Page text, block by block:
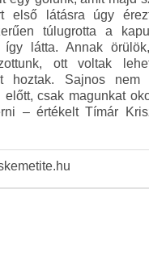
első látásra úgy
túlugrotta a
így látta. Annak
ott voltak
hoztak. Sajnos nem
előtt, csak magunkat
– értékelt Tímár